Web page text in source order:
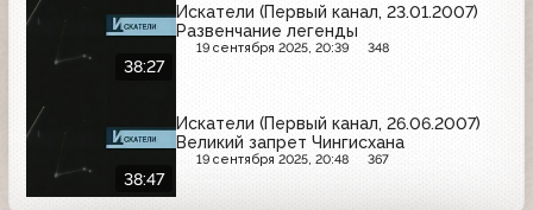
38:27
Искатели (Первый канал, 23.01.2007)
Развенчание легенды
19 сентября 2025, 20:39 348
38:47
Искатели (Первый канал, 26.06.2007)
Великий запрет Чингисхана
19 сентября 2025, 20:48 367